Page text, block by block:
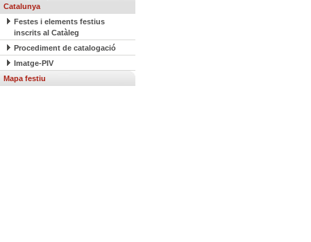
Catalunya
Festes i elements festius
inscrits al Catàleg
Procediment de catalogació
Imatge-PIV
Mapa festiu